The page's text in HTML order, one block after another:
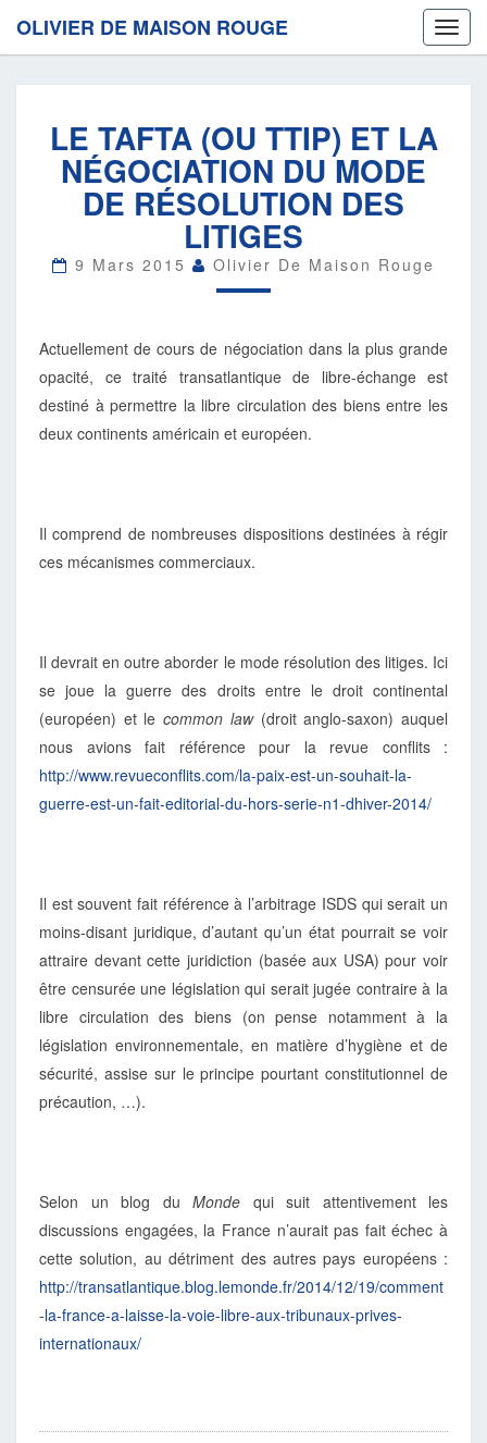
OLIVIER DE MAISON ROUGE
TAFTA
(OU
TTIP)
ET
LA
NÉGOCIATION
DU
MODE
DES
LITIGES
LE TAFTA (OU TTIP) ET LA
NÉGOCIATION DU MODE
DE RÉSOLUTION DES
LITIGES
9 Mars 2015 Olivier De Maison Rouge
Actuellement de cours de négociation dans la plus grande
opacité, ce traité transatlantique de libre-échange est
destiné à permettre la libre circulation des biens entre les
deux continents américain et européen.
Il comprend de nombreuses dispositions destinées à régir
ces mécanismes commerciaux.
Il devrait en outre aborder le mode résolution des litiges. Ici
se joue la guerre des droits entre le droit continental
(européen) et lecommon law(droit anglo-saxon) auquel
nous avions fait référence pour la revue conflits :
http://www.revueconflits.com/la-paix-est-un-souhait-la-
guerre-est-un-fait-editorial-du-hors-serie-n1-dhiver-2014/
Il est souvent fait référence à l’arbitrage ISDS qui serait un
moins-disant juridique, d’autant qu’un état pourrait se voir
attraire devant cette juridiction (basée aux USA) pour voir
être censurée une législation qui serait jugée contraire à la
libre circulation des biens (on pense notamment à la
législation environnementale, en matière d’hygiène et de
sécurité, assise sur le principe pourtant constitutionnel de
précaution, …).
Selon un blog du Monde qui suit attentivement les
discussions engagées, la France n’aurait pas fait échec à
cette solution, au détriment des autres pays européens :
http://transatlantique.blog.lemonde.fr/2014/12/19/comment
-la-france-a-laisse-la-voie-libre-aux-tribunaux-prives-
internationaux/